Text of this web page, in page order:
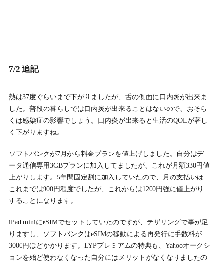
7/2 追記
熱は37度ぐらいまで下がりましたが、舌の側面に口内炎が出来ま
した。普段の暮らしでは口内炎が出来ることはないので、おそら
くは感染症の影響でしょう。口内炎が出来ると生活のQOLが著し
く下がりますね。
ソフトバンクが7月から料金プランを値上げしました。自分はデ
ータ通信専用3GBプランに加入してましたが、これが月額330円値
上がりします。5年間固定割に加入していたので、月の支払いは
これまでは900円程度でしたが、これからは1200円強に値上がり
することになります。
iPad miniにeSIMでセットしていたのですが、テザリングで事が足
りますし、ソフトバンクはeSIMの移動による再発行に手数料が
3000円ほどかかります。LYPプレミアムの特典も、Yahooオークシ
ョンを殆ど使わなくなった自分にはメリットがなくなりましたの